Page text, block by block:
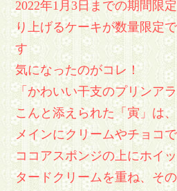
2022年1月3日までの期間限
り上げるケーキが数量限定
す
気になったのがコレ！
「かわいい干支のプリンア
こんと添えられた「寅」は
メインにクリームやチョコ
ココアスポンジの上にホイ
タードクリームを重ね、そ